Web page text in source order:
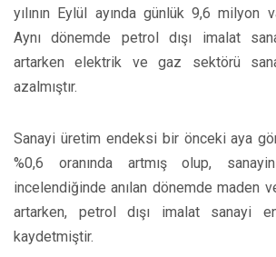
yılının Eylül ayında günlük 9,6 milyon
Aynı dönemde petrol dışı imalat
artarken elektrik ve gaz sektörü
azalmıştır.
Sanayi üretim endeksi bir önceki aya
%0,6 oranında artmış olup,
incelendiğinde anılan dönemde maden
artarken, petrol dışı imalat sanayi
kaydetmiştir.